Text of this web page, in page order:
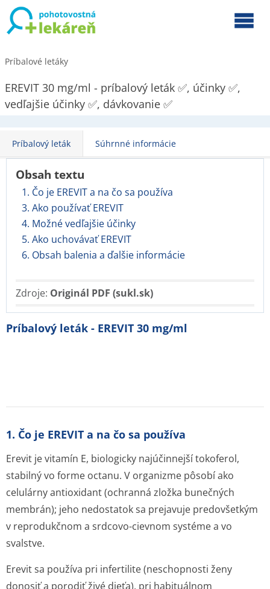
Príbalové letáky
EREVIT 30 mg/ml - príbalový leták ✅, účinky ✅,
vedľajšie účinky ✅, dávkovanie ✅
Príbalový leták Súhrnné informácie
Obsah textu
1. Čo je EREVIT a na čo sa používa
3. Ako používať EREVIT
4. Možné vedľajšie účinky
5. Ako uchovávať EREVIT
6. Obsah balenia a ďalšie informácie
Zdroje: Originál PDF (sukl.sk)
Príbalový leták - EREVIT 30 mg/ml
1. Čo je EREVIT a na čo sa používa
Erevit je vitamín E, biologicky najúčinnejší tokoferol,
stabilný vo forme octanu. V organizme pôsobí ako
celulárny antioxidant (ochranná zložka bunečných
membrán); jeho nedostatok sa prejavuje predovšetkým
v reprodukčnom a srdcovo-cievnom systéme a vo
svalstve.
Erevit sa používa pri infertilite (neschopnosti ženy
donosiť a porodiť živé dieťa), pri habituálnom